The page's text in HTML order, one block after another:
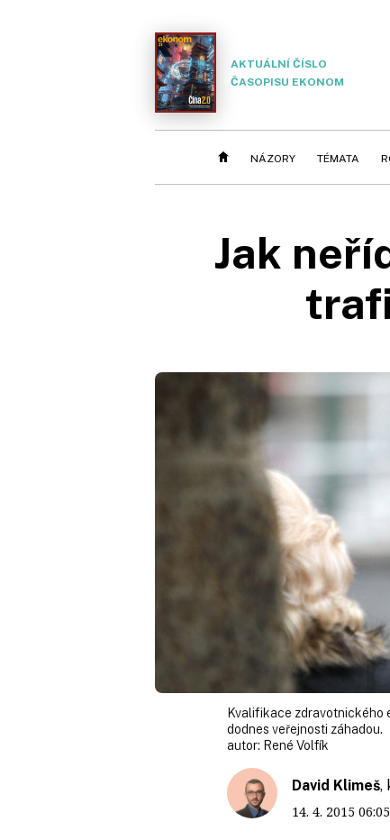
AKTUÁLNÍ ČÍSLO
ČASOPISU EKONOM
NÁZORY TÉMATA
Jak
Kvalifikace zdravotnického
dodnes veřejnosti záhadou.
autor: René Volfík
David Klimeš,
14. 4. 2015 06:05